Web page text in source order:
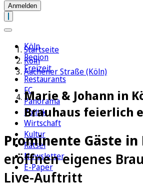
Anmelden
Köln
Region
Freizeit
Restaurants
FC
Panorama
Politik
Wirtschaft
Kultur
Rätsel
Newsletter
E-Paper
Startseite
Köln
Aachener Straße (Köln)
Marie & Johann in
Brauhaus feierlich
Prominente Gäste in
eröffnen eigenes
Live-Auftritt